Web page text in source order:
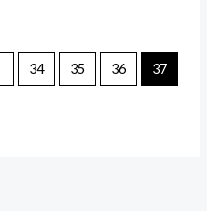
34 35 36 37